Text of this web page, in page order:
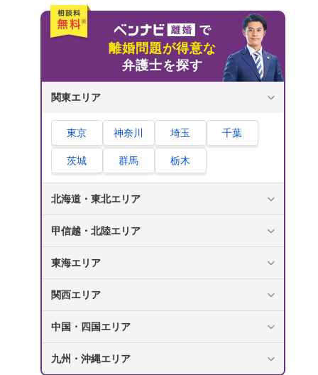
離婚問題が得意な
弁護士を探す
関東エリア
東京 神奈川 埼玉 千葉
茨城 群馬 栃木
北海道・東北エリア
甲信越・北陸エリア
東海エリア
関西エリア
中国・四国エリア
九州・沖縄エリア